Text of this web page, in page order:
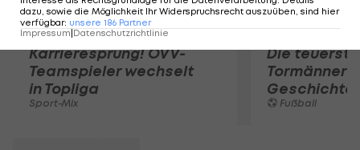
Karrieresprung! ÖVV-
Teamspieler wechselt
in Topliga
Sport-Mix
Die
Tormänner
Geschichte
Fußball
dazu, sowie die Möglichkeit Ihr Widerspruchsrecht auszuüben, sind hier
verfügbar: unsere 186 Partner
Impressum Datenschutzrichtlinie